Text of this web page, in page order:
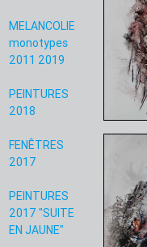
MELANCOLIE
monotypes
2011 2019
PEINTURES
2018
FENÊTRES
2017
PEINTURES
2017 "SUITE
EN JAUNE"